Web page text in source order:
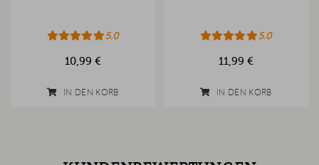
5.0
10,99 €
IN DEN KORB
5.0
11,99 €
IN DEN KORB